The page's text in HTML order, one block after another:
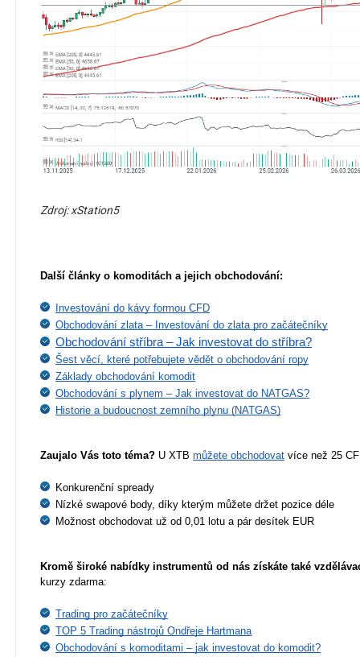
Zdroj: xStation5
Další články o komoditách a jejich obchodování:
Investování do kávy formou CFD
Obchodování zlata – Investování do zlata pro začátečníky
Obchodování stříbra – Jak investovat do stříbra?
Šest věcí, které potřebujete vědět o obchodování ropy
Základy obchodování komodit
Obchodování s plynem – Jak investovat do NATGAS?
Historie a budoucnost zemního plynu (NATGAS)
Zaujalo Vás toto téma? U XTB můžete obchodovat více než 25
Konkurenční spready
Nízké swapové body, díky kterým můžete držet pozice déle
Možnost obchodovat už od 0,01 lotu a pár desítek EUR
Kromě široké nabídky instrumentů od nás získáte také
kurzy zdarma:
Trading pro začátečníky
TOP 5 Trading nástrojů Ondřeje Hartmana
Obchodování s komoditami – jak investovat do komodit?